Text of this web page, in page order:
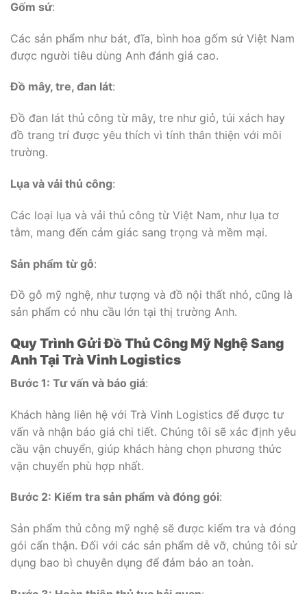
Gốm sứ:
Các sản phẩm như bát, đĩa, bình hoa gốm sứ Việt Nam
được người tiêu dùng Anh đánh giá cao.
Đồ mây, tre, đan lát:
Đồ đan lát thủ công từ mây, tre như giỏ, túi xách hay
đồ trang trí được yêu thích vì tính thân thiện với môi
trường.
Lụa và vải thủ công:
Các loại lụa và vải thủ công từ Việt Nam, như lụa tơ
tằm, mang đến cảm giác sang trọng và mềm mại.
Sản phẩm từ gỗ:
Đồ gỗ mỹ nghệ, như tượng và đồ nội thất nhỏ, cũng là
sản phẩm có nhu cầu lớn tại thị trường Anh.
Quy Trình Gửi Đồ Thủ Công Mỹ Nghệ Sang
Anh Tại Trà Vinh Logistics
Bước 1: Tư vấn và báo giá:
Khách hàng liên hệ với Trà Vinh Logistics để được tư
vấn và nhận báo giá chi tiết. Chúng tôi sẽ xác định yêu
cầu vận chuyển, giúp khách hàng chọn phương thức
vận chuyển phù hợp nhất.
Bước 2: Kiểm tra sản phẩm và đóng gói:
Sản phẩm thủ công mỹ nghệ sẽ được kiểm tra và đóng
gói cẩn thận. Đối với các sản phẩm dễ vỡ, chúng tôi sử
dụng bao bì chuyên dụng để đảm bảo an toàn.